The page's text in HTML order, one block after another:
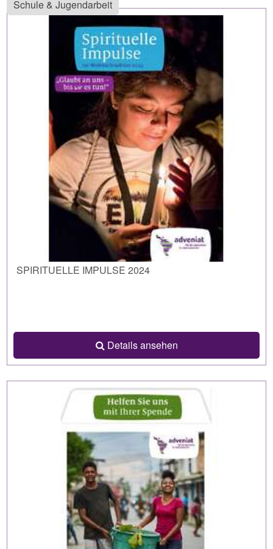
Schule & Jugendarbeit
SPIRITUELLE IMPULSE 2024
Details ansehen